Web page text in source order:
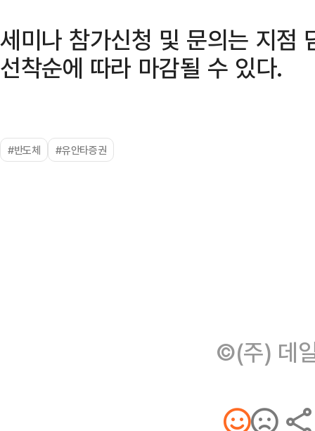
세미나 참가신청 및 문의는 지점
선착순에 따라 마감될 수 있다.
#반도체 #유안타증권
©(주) 데